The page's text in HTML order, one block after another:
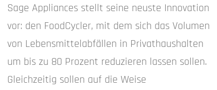
Sage Appliances stellt seine neuste Innovation
vor: den FoodCycler, mit dem sich das Volumen
von Lebensmittelabfällen in Privathaushalten
um bis zu 80 Prozent reduzieren lassen sollen.
Gleichzeitig sollen auf die Weise